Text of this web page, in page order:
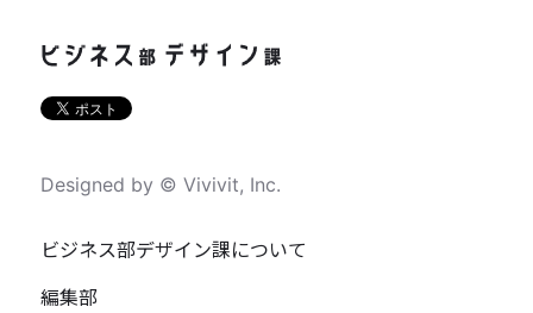
Designed by © Vivivit, Inc.
ビジネス部デザイン課について
編集部